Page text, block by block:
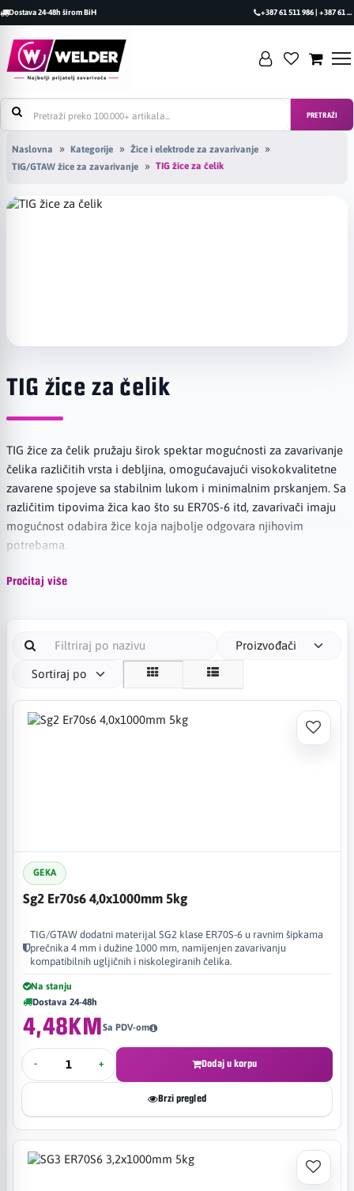
Dostava 24-48h širom BiH +387 61 511 986 | +387 61 493 470
PRETRAŽI
Naslovna Kategorije
Žice i elektrode za zavarivanje
TIG/GTAW žice za zavarivanje
TIG žice za čelik
TIG žice za čelik
TIG žice za čelik pružaju širok spektar mogućnosti za zavarivanje
čelika različitih vrsta i debljina, omogućavajući visokokvalitetne
zavarene spojeve sa stabilnim lukom i minimalnim prskanjem. Sa
različitim tipovima žica kao što su ER70S-6 itd, zavarivači imaju
mogućnost odabira žice koja najbolje odgovara njihovim
potrebama.
Pročitaj više
Proizvođači
Sortiraj po
GEKA
Sg2 Er70s6 4,0x1000mm 5kg
TIG/GTAW dodatni materijal SG2 klase ER70S-6 u ravnim šipkama
prečnika 4 mm i dužine 1000 mm, namijenjen zavarivanju
kompatibilnih ugljičnih i niskolegiranih čelika.
Na stanju
Dostava 24-48h
4,48KMSa PDV-om
- + Dodaj u korpu
Brzi pregled